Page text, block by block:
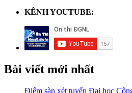
KÊNH YOUTUBE:
Bài viết mới nhất
Điểm sàn xét tuyển Đại học